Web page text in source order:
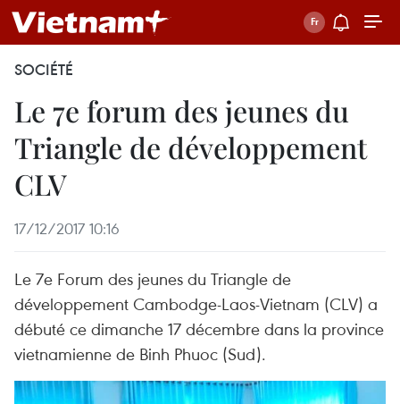
SOCIÉTÉ
Le 7e forum des jeunes du
Triangle de développement
CLV
17/12/2017 10:16
Le 7e Forum des jeunes du Triangle de
développement Cambodge-Laos-Vietnam (CLV) a
débuté ce dimanche 17 décembre dans la province
vietnamienne de Binh Phuoc (Sud).